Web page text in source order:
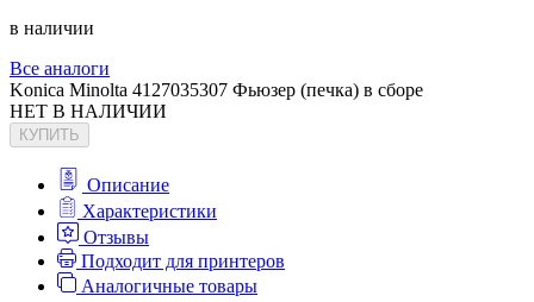
в наличии
Все аналоги
Konica Minolta 4127035307 Фьюзер (печка) в сборе
НЕТ В НАЛИЧИИ
КУПИТЬ
Описание
Характеристики
Отзывы
Подходит для принтеров
Аналогичные товары